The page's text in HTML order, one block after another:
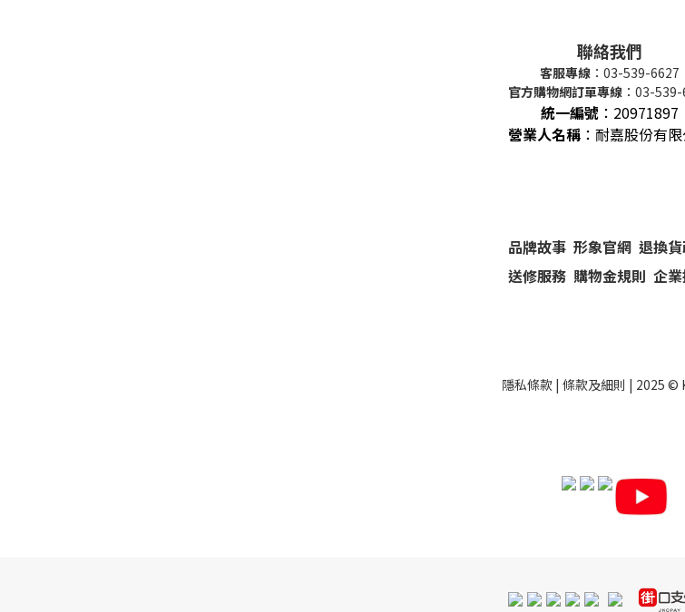
聯絡我們
客服專線 ：03-539-6627
官方購物網訂單專線 ：03-
統一編號 ： 20971897
營業人名稱 ：耐嘉股份有
品牌故事 形象官網 退換
送修服務 購物金規則 企
隱私條款 | 條款及細則 | 2025 ©